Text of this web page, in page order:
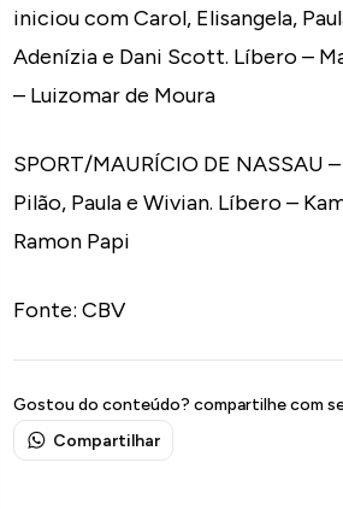
iniciou com Carol, Elisangela,
Adenízia e Dani Scott. Líbero –
– Luizomar de Moura
SPORT/MAURÍCIO DE NASSAU
Pilão, Paula e Wivian. Líbero –
Ramon Papi
Fonte: CBV
Gostou do conteúdo? compartilhe com
Compartilhar